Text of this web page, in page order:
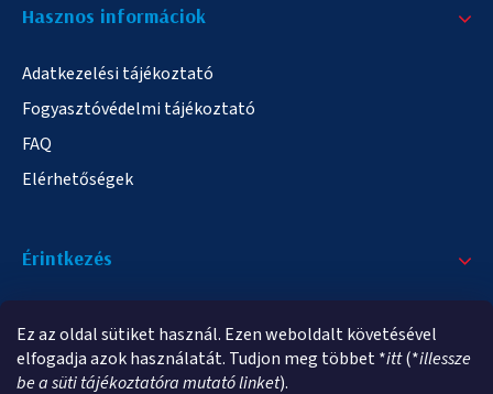
Ez az oldal sütiket használ. Ezen weboldalt követésével
elfogadja azok használatát. Tudjon meg többet *itt(*illessze
be a süti tájékoztatóra mutató linket).
Hasznos informáciok
Adatkezelési tájékoztató
Fogyasztóvédelmi tájékoztató
FAQ
Elérhetőségek
Érintkezés
info@elampa.hu